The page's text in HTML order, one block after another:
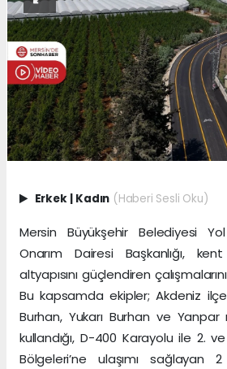
Erkek Kadın (Haberi Sesli Oku)
Mersin Büyükşehir Belediyesi
Onarım Dairesi Başkanlığı,
altyapısını güçlendiren
Bu kapsamda ekipler; Akdeniz
Burhan, Yukarı Burhan ve
kullandığı, D-400 Karayolu ile 2.
Bölgeleri’ne ulaşımı